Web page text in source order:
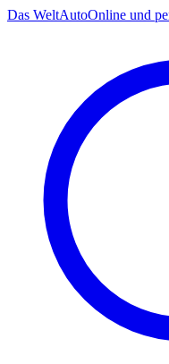
Das WeltAutoOnline und